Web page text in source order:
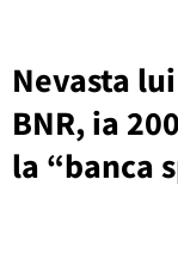
Nevasta
BNR, ia
la “banca